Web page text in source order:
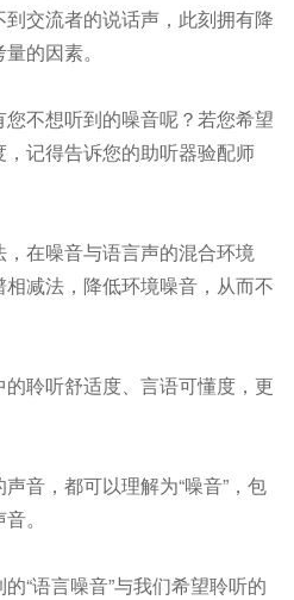
交流者的说话声，此刻拥有降
的因素。
不想听到的噪音呢？若您希望
记得告诉您的助听器验配师
在噪音与语言声的混合环境
减法，降低环境噪音，从而不
聆听舒适度、言语可懂度，更
，都可以理解为“噪音”，包
。
语言噪音”与我们希望聆听的